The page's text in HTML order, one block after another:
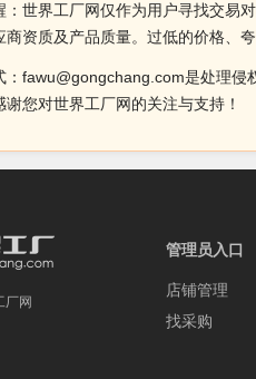
：世界工厂网仅作为用户寻找交易
商资质及产品质量。过低的价格、
：fawu@gongchang.com是处理侵
谢您对世界工厂网的关注与支持！
厂网
管理员入口
店铺管理
找采购